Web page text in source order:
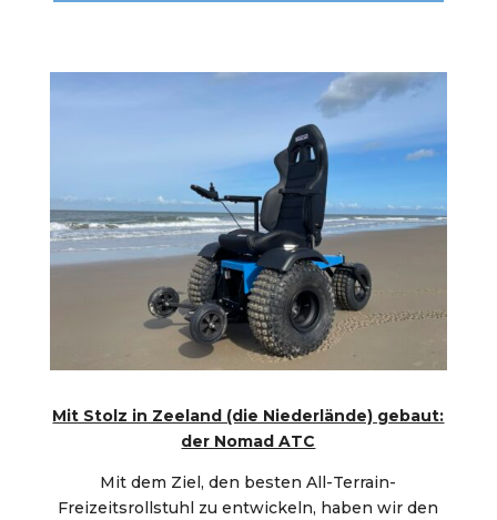
Mit Stolz in Zeeland (die Niederlände) gebaut:
der Nomad ATC
Mit dem Ziel, den besten All-Terrain-
Freizeitsrollstuhl zu entwickeln, haben wir den